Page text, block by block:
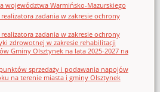
województwa Warmińsko-Mazurskiego
zadania w zakresie ochrony
zadania w zakresie ochrony
zdrowotnej w zakresie rehabilitacji
Gminy Olsztynek na lata 2025-2027 na
sprzedaży i podawania napojów
na terenie miasta i gminy Olsztynek